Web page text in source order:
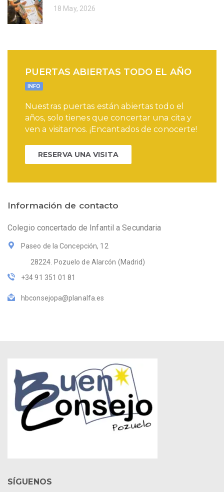
18 May, 2026
PUERTAS ABIERTAS TODO EL AÑO
INFO
Nuestras puertas están abiertas todo el
años, solo tienes que concertar una cita y
ven a visitarnos. ¡Encantados de conocerte!
RESERVA UNA VISITA
Información de contacto
Colegio concertado de Infantil a Secundaria
Paseo de la Concepción, 12
28224. Pozuelo de Alarcón (Madrid)
+34 91 351 01 81
hbconsejopa@planalfa.es
SÍGUENOS